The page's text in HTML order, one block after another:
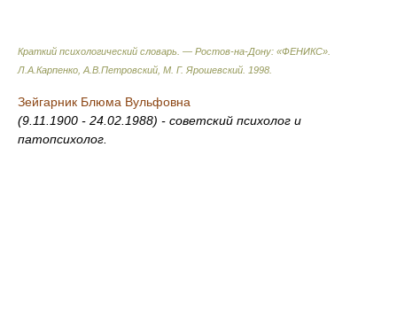
Краткий психологический словарь. — Ростов-на-Дону: «ФЕНИКС»
Л.А.Карпенко, А.В.Петровский, М. Г. Ярошевский 1998
Зейгарник Блюма Вульфовна
(9.11.1900 - 24.02.1988) - советский психолог и
патопсихолог.